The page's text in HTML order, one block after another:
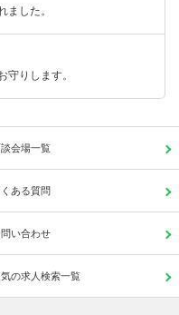
ました。
守りします。
会場一覧
くある質問
問い合わせ
気の求人検索一覧